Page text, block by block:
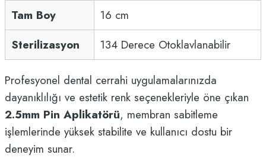
Tam Boy
16 cm
Sterilizasyon
134 Derece Otoklavlanabilir
Profesyonel dental cerrahi uygulamalarınızda
dayanıklılığı ve estetik renk seçenekleriyle öne çıkan
2.5mm Pin Aplikatörü, membran sabitleme
işlemlerinde yüksek stabilite ve kullanıcı dostu bir
deneyim sunar.